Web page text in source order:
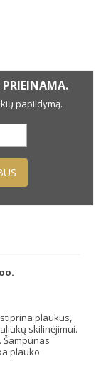
PRIEINAMA.
papildymą.
plaukus,
skilinėjimui.
plauko